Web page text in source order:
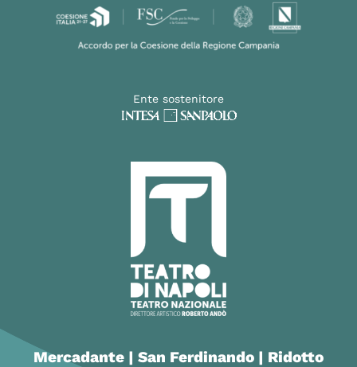
Ente sostenitore
Mercadante | San Ferdinando | Ridotto